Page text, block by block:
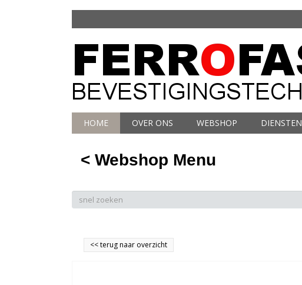
HOME OVER ONS WEBSHOP DIENSTEN
< Webshop Menu
<<terug naar overzicht